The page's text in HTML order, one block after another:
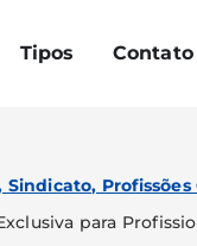
Tipos Contato
Profissões
para